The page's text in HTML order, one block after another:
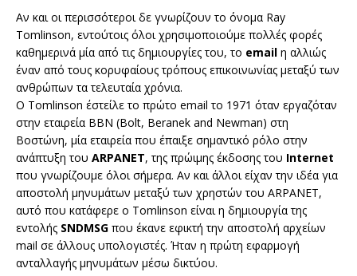
Αν και οι περισσότεροι δε γνωρίζουν το όνομα Ray
Tomlinson, εντούτοις όλοι χρησιμοποιούμε πολλές φορές
καθημερινά μία από τις δημιουργίες του, το email η αλλιώς
έναν από τους κορυφαίους τρόπους επικοινωνίας μεταξύ των
ανθρώπων τα τελευταία χρόνια.
Ο Tomlinson έστείλε το πρώτο email το 1971 όταν εργαζόταν
στην εταιρεία BBN (Bolt, Beranek and Newman) στη
Βοστώνη, μία εταιρεία που έπαιξε σημαντικό ρόλο στην
ανάπτυξη του ARPANET, της πρώιμης έκδοσης του Internet
που γνωρίζουμε όλοι σήμερα. Αν και άλλοι είχαν την ιδέα για
αποστολή μηνυμάτων μεταξύ των χρηστών του ARPANET,
αυτό που κατάφερε ο Tomlinson είναι η δημιουργία της
εντολής SNDMSG που έκανε εφικτή την αποστολή αρχείων
mail σε άλλους υπολογιστές. Ήταν η πρώτη εφαρμογή
ανταλλαγής μηνυμάτων μέσω δικτύου.